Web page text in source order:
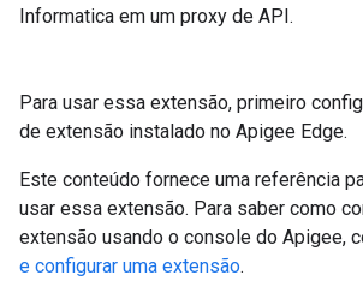
Informatica em um proxy de API.
Para usar essa extensão, primeiro
de extensão instalado no Apigee Edge.
Este conteúdo fornece uma referência
usar essa extensão. Para saber como
extensão usando o console do Apigee,
e configurar uma extensão.